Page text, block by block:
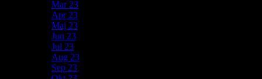
Mar 23
Apr 23
Maj 23
Jun 23
Jul 23
Aug 23
Sep 23